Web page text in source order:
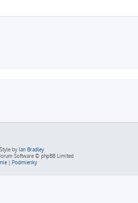
by Ian Bradley
Software © phpBB Limited
Podmienky